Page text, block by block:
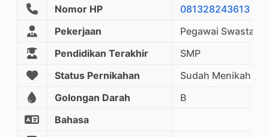
Nomor HP
081328243613
Pekerjaan
Pegawai Swasta
Pendidikan Terakhir
SMP
Status Pernikahan
Sudah Menikah
Golongan Darah
B
Bahasa